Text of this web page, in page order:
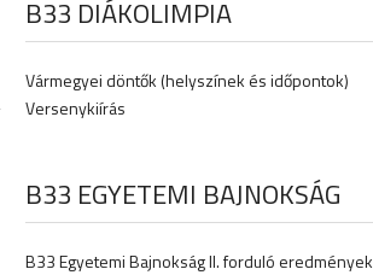
B33 DIÁKOLIMPIA
Vármegyei döntők (helyszínek és időpontok)
Versenykiírás
B33 EGYETEMI BAJNOKSÁG
B33 Egyetemi Bajnokság II. forduló eredmények